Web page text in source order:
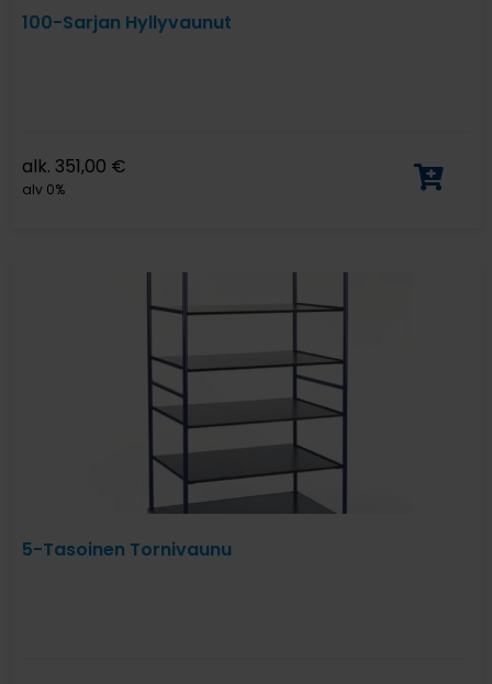
100-Sarjan Hyllyvaunut
alk. 351,00 €
alv 0%
5-Tasoinen Tornivaunu